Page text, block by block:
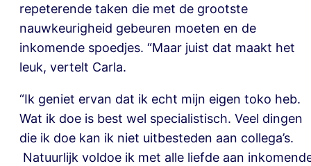
repeterende taken die met de grootste
nauwkeurigheid gebeuren moeten en de
inkomende spoedjes. “Maar juist dat maakt het
leuk, vertelt Carla.
“Ik geniet ervan dat ik echt mijn eigen toko heb.
Wat ik doe is best wel specialistisch. Veel dingen
die ik doe kan ik niet uitbesteden aan collega’s.
Natuurlijk voldoe ik met alle liefde aan